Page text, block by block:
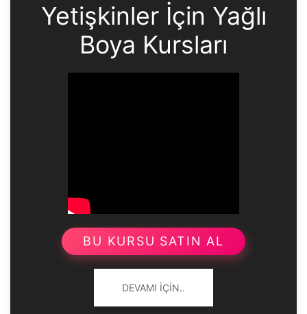
Yetişkinler İçin Yağlı
Boya Kursları
BU KURSU SATIN AL
DEVAMI İÇIN..